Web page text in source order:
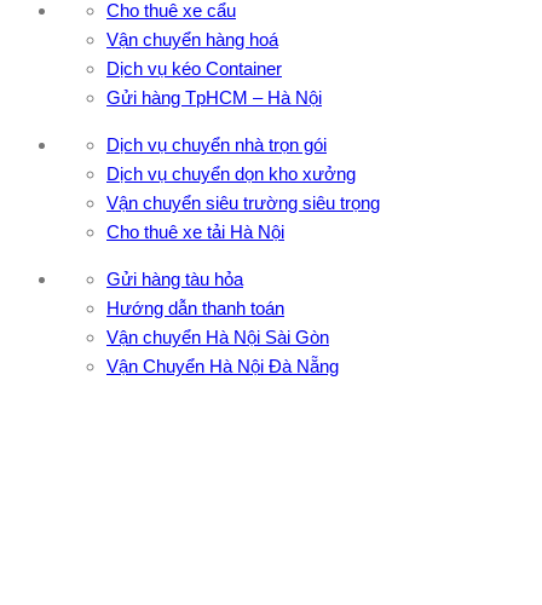
Cho thuê xe cẩu
Vận chuyển hàng hoá
Dịch vụ kéo Container
Gửi hàng TpHCM – Hà Nội
Dịch vụ chuyển nhà trọn gói
Dịch vụ chuyển dọn kho xưởng
Vận chuyển siêu trường siêu trọng
Cho thuê xe tải Hà Nội
Gửi hàng tàu hỏa
Hướng dẫn thanh toán
Vận chuyển Hà Nội Sài Gòn
Vận Chuyển Hà Nội Đà Nẵng